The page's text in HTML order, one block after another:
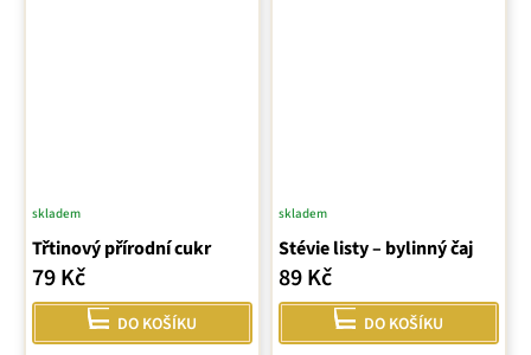
Třtinový přírodní cukr
skladem
79 Kč
DO KOŠÍKU
Stévie listy – bylinný čaj
skladem
89 Kč
DO KOŠÍKU